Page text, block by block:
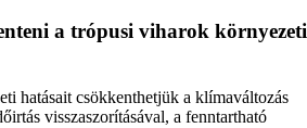
a trópusi viharok környezeti
hatásait csökkenthetjük a klímaváltozás
visszaszorításával, a fenntartható